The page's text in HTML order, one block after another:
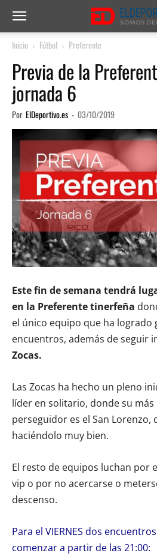
Inicio Fútbol Preferente
Previa de la
jornada 6
Por ElDeportivo.es - 03/10/2019
Este fin de semana tendrá
en la Preferente tinerfeña
el único equipo que ha logrado
encuentros, además de seguir
Zocas.
Las Zocas ha hecho un pleno
líder en solitario, donde su
perseguidor es el San Lorenzo,
haciéndolo muy bien.
El resto de equipos luchan por
vip o por no acercarse o
descenso.
Para el VIERNES dos
comenzar a partir de las 21:00: